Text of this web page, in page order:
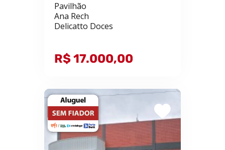
Pavilhão
Ana Rech
Delicatto Doces
R$ 17.000,00